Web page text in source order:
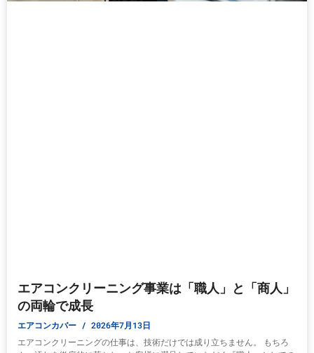
エアコンクリーニング事業は「職人」と「商人」
の両輪で成長
エアコンカバー 2026年7月13日
エアコンクリーニングの仕事は、技術だけでは成り立ちません。 もちろ